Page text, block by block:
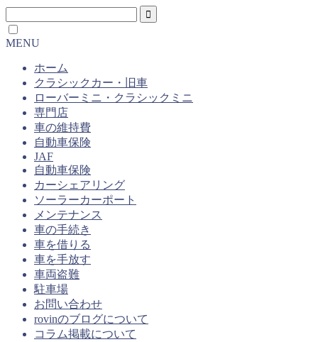
MENU
ホーム
クラシックカー・旧車
ローバーミニ・クラシックミニ
専門店
車の維持費
自動車保険
JAF
自動車保険
カーシェアリング
ソーラーカーポート
メンテナンス
車の手続き
車を借りる
車を手放す
車両盗難
駐車場
お問い合わせ
rovinのブログについて
コラム掲載について